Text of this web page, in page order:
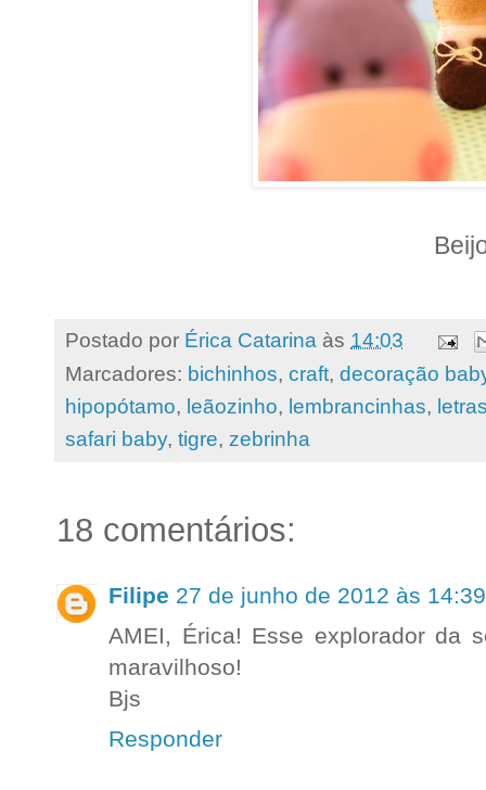
Postado por Érica Catarina às 14:03
Marcadores: bichinhos, craft, decoração
hipopótamo, leãozinho, lembrancinhas,
safari baby, tigre, zebrinha
18 comentários:
Filipe 27 de junho de 2012 às 14:39
AMEI, Érica! Esse explorador da
maravilhoso!
Bjs
Responder